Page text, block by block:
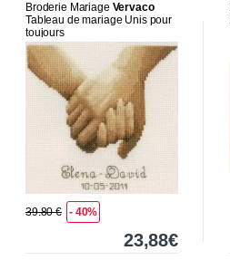
Broderie Mariage Vervaco
Tableau de mariage Unis pour
toujours
39.80 € - 40%
23,88€